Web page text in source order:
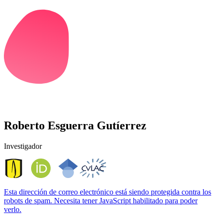
Roberto Esguerra Gutíerrez
Investigador
Esta dirección de correo electrónico está siendo protegida contra los
robots de spam. Necesita tener JavaScript habilitado para poder
verlo.